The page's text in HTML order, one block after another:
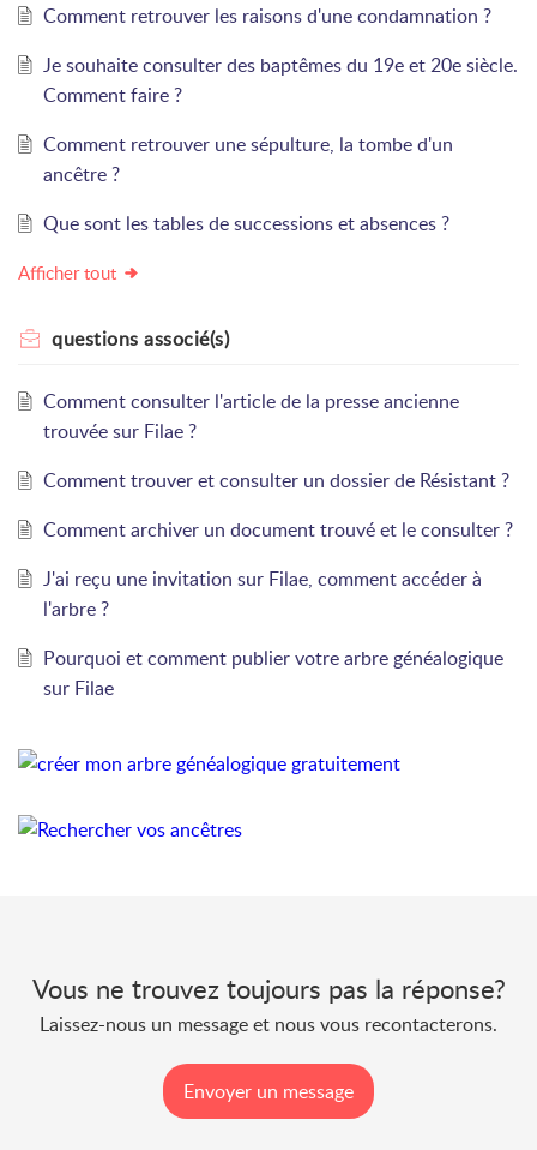
Comment retrouver les raisons d'une condamnation ?
Je souhaite consulter des baptêmes du 19e et 20e siècle.
Comment faire ?
Comment retrouver une sépulture, la tombe d'un
ancêtre ?
Que sont les tables de successions et absences ?
Afficher tout
questions associé(s)
Comment consulter l'article de la presse ancienne
trouvée sur Filae ?
Comment trouver et consulter un dossier de Résistant ?
Comment archiver un document trouvé et le consulter ?
J'ai reçu une invitation sur Filae, comment accéder à
l'arbre ?
Pourquoi et comment publier votre arbre généalogique
sur Filae
Vous ne trouvez toujours pas la réponse?
Laissez-nous un message et nous vous recontacterons.
Envoyer un message